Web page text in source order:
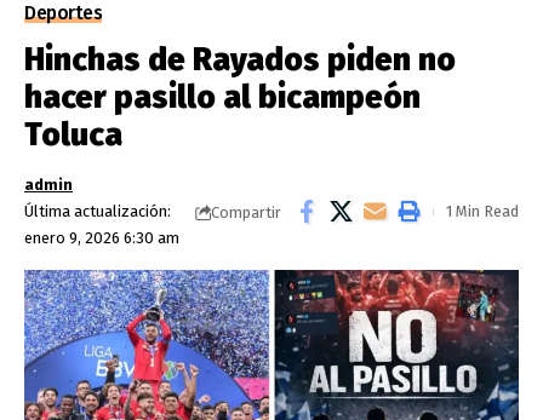
Deportes
Hinchas de Rayados piden no
hacer pasillo al bicampeón
Toluca
Última actualización:
enero 9, 2026 6:30 am
admin
Compartir
1 Min Read